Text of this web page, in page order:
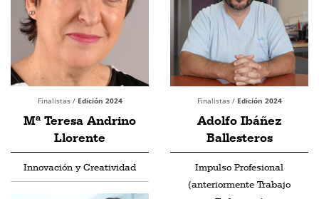
Finalistas / Edición 2024
Mª Teresa Andrino
Llorente
Finalistas / Edición 2024
Adolfo Ibáñez
Ballesteros
Innovación y Creatividad
Impulso Profesional
(anteriormente Trabajo